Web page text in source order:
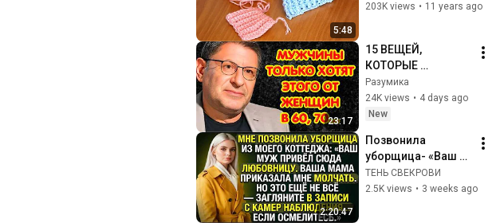
5:48
203K views • 11 years ago
23:17
15 ВЕЩЕЙ,
КОТОРЫЕ
МУЖЧИНЫ ХОТЯТ
ОТ ЖЕНЩИНЫ
ПОСЛЕ 60–70 ЛЕТ
Лабковский
Разумика
24K views • 4 days ago
New
2:20:47
Позвонила
уборщица- «Ваш
муж привёл
любовницу. Мама
ТЕНЬ СВЕКРОВИ
2.5K views • 3 weeks ago